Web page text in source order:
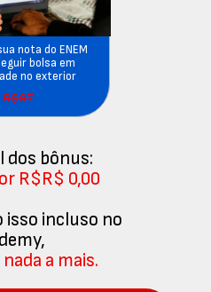
nota do ENEM
bolsa em
no exterior
R$97
dos bônus:
R$R$ 0,00
isso incluso no
a mais.